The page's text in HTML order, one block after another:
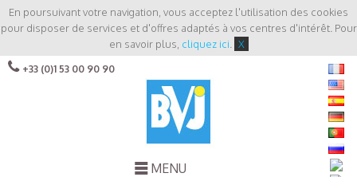
En poursuivant votre navigation, vous acceptez l'utilisation des cookies
pour disposer de services et d'offres adaptés à vos centres d'intérêt. Pour
en savoir plus, cliquez ici X
+33 (0)1 53 00 90 90
MENU